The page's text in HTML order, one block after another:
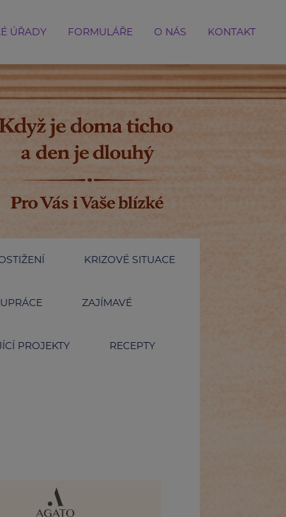
ÚŘADY FORMULÁŘE O NÁS KONTAKT
KRIZOVÉ SITUACE
ZAJÍMAVÉ
PROJEKTY RECEPTY